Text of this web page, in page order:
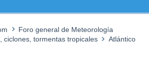
Foro general de Meteorología
ciclones, tormentas tropicales
Atlántico